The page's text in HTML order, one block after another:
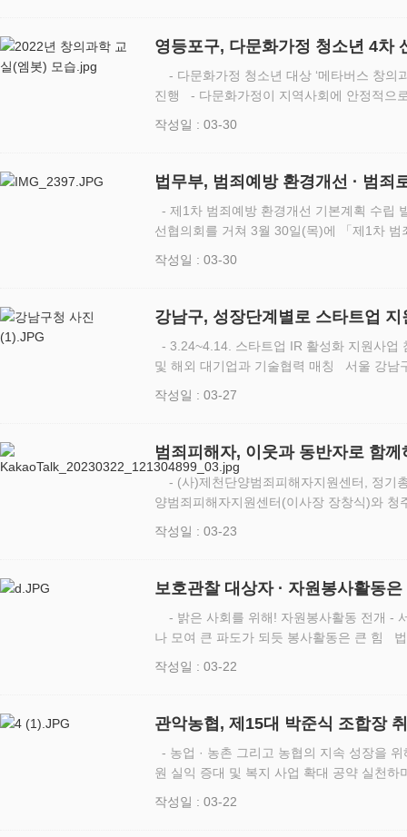
영등포구, 다문화가정 청소년 4차
- 다문화가정 청소년 대상 ‘메타버스 창의
진행 - 다문화가정이 지역사회에 안정적으
갈 인재로 양성하…
작성일 : 03-30
법무부, 범죄예방 환경개선 · 범죄
- 제1차 범죄예방 환경개선 기본계획 수립
선협의회를 거쳐 3월 30일(목)에 「제1차
을 의장으로 하…
작성일 : 03-30
강남구, 성장단계별로 스타트업
- 3.24~4.14. 스타트업 IR 활성화 지원사업
및 해외 대기업과 기술협력 매칭 서울 강남구(구청장 조성명)가 벤처기업협회(회
…
작성일 : 03-27
범죄피해자, 이웃과 동반자로 함
양범죄피해자지원센터(이사장 장창식)와
개최했다. 이날 1…
작성일 : 03-23
보호관찰 대상자 · 자원봉사활동
나 모여 큰 파도가 되듯 봉사활동은 큰 힘
관찰소협의회 정기…
작성일 : 03-22
관악농협, 제15대 박준식 조합장
판매농협으로 우뚝
- 농업 · 농촌 그리고 농협의 지속 성장을
원 실익 증대 및 복지 사업 확대 공약 실천
6층 대강당에…
작성일 : 03-22